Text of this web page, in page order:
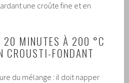
une croûte fine et en
20 MINUTES À 200 °C
CROUSTI-FONDANT
du mélange : il doit napper